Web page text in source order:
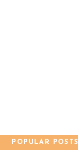
POPULAR POSTS